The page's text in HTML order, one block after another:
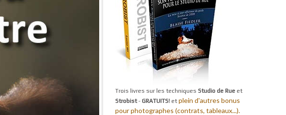
Trois livres sur les techniques Studio de Rueet
Strobist- GRATUITS! et plein d'autres bonus
pour photographes (contrats, tableaux...).